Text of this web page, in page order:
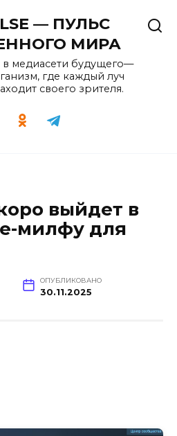
— ПУЛЬС
МИРА
в медиасети будущего—
где каждый луч
своего зрителя.
выйдет в
милфу для
ОПУБЛИКОВАНО
30.11.2025